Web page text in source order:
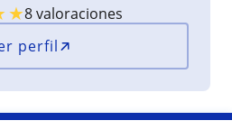
★8 valoraciones
perfil